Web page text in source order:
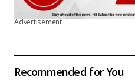
Advertisement
Recommended for You